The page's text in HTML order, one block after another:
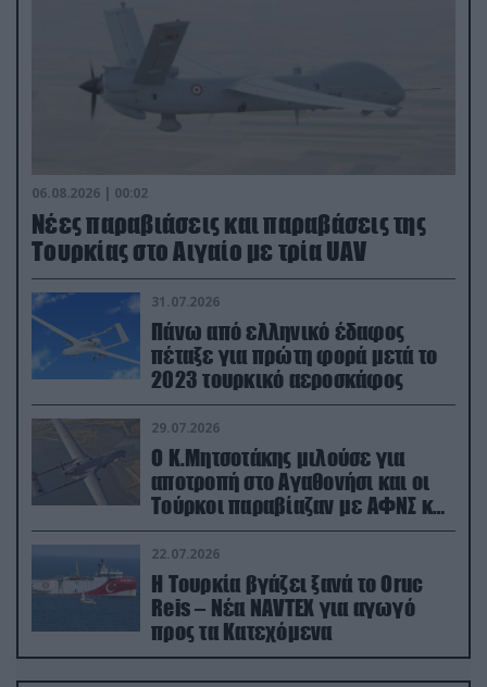
06.08.2026 | 00:02
Νέες παραβιάσεις και παραβάσεις της
Τουρκίας στο Αιγαίο με τρία UAV
31.07.2026
Πάνω από ελληνικό έδαφος
πέταξε για πρώτη φορά μετά το
2023 τουρκικό αεροσκάφος
29.07.2026
Ο Κ.Μητσοτάκης μιλούσε για
αποτροπή στο Αγαθονήσι και οι
Τούρκοι παραβίαζαν με ΑΦΝΣ και
drone
22.07.2026
Η Τουρκία βγάζει ξανά το Oruc
Reis – Νέα NAVTEX για αγωγό
προς τα Κατεχόμενα